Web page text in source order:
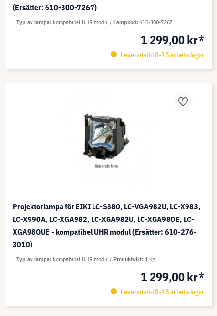
(Ersätter: 610-300-7267)
1 299,00 kr*
Leveranstid 8-15 arbetsdagar
Typ av lampa kompabibel UHR modul Lampkod 610-300-7267
Projektorlampa för EIKI LC-S880, LC-VGA982U, LC-X983,
LC-X990A, LC-XGA982, LC-XGA982U, LC-XGA98OE, LC-
XGA98OUE - kompatibel UHR modul (Ersätter: 610-276-
3010)
1 299,00 kr*
Leveranstid 8-15 arbetsdagar
Typ av lampa kompabibel UHR modul Produktvikt 1 kg